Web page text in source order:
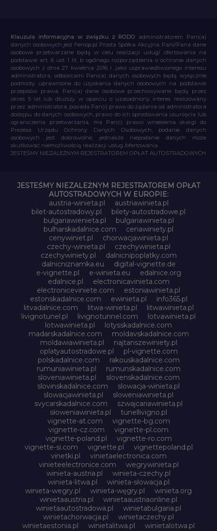
Klauzula informacyjna w związku z RODO administratorem Pani(a)
danych osobowych jest Feniqs.pl Prosta Spółka Akcyjna. Pani/Pana dane
osobowe przetwarzane będą w celu realizacji usług/ ofertowania na
podstawie art. 6 ust. 1 lit. b ogólnego rozporządzenia o ochronie danych
osobowych z dnia 27 kwietnia 2016 r. jako usprawiedliwionego interesu
administratora, odbiorcami Pani(a) danych osobowych będą wyłącznie
podmioty uprawnione do uzyskania danych osobowych na podstawie
przepisów prawa, Pani(a) dane osobowe przechowywane będą przez
okres 5 lat lub dłuższy w oparciu o uzasadniony interes realizowany
przez administratora, posiada Pan(i) prawo do żądania od administratora
dostępu do danych osobowych, prawo do ich sprostowania usunięcia lub
ograniczenia przetwarzania, ma Pan(i) prawo wniesienia skargi do
Prezesa Urzędu Ochrony Danych Osobowych, podanie danych
osobowych jest dobrowolne, jednakże niepodanie danych może
skutkować niemożliwością realizacji usług /ofertowania.
JESTEŚMY NIEZALEŻNYM REJESTRATOREM OPŁAT AUTOSTRADOWYCH
JESTEŚMY NIEZALEŻNYM REJESTRATOREM OPŁAT
AUTOSTRADOWYCH W EUROPIE:
austria-winieta.pl
austriawinieta.pl
bilet-autostradowy.pl
bilety-autostradowe.pl
bulgariawienieta.pl
bulgariawinieta.pl
bulharskadalnice.com
cenawiniety.pl
cenywiniet.pl
chorwacjawinieta.pl
czechy-winieta.pl
czechywinieta.pl
czechywiniety.pl
dalnicnipoplatky.com
dalnicniznamka.eu
digital-vignette.de
e-vignette.pl
e-winieta.eu
edalnice.org
edalnice.pl
electronicavinieta.com
electroniceviniete.com
estoniawinieta.pl
estonskadalnice.com
ewinieta.pl
info365.pl
litvadalnice.com
litwa-winieta.pl
litwawinieta.pl
livignotunel.pl
livignotunnel.com
lotvawinieta.pl
lotwawinieta.pl
lotysskadalnice.com
madarskadalnice.com
moldavskadalnice.com
moldawiawinieta.pl
najtanszewiniety.pl
oplatyautostradowe.pl
pl-vignette.com
polskadalnice.com
rakouskadalnice.com
rumuniawinieta.pl
rumunskadalnice.com
sloveniawinieta.pl
slovenskadalnice.com
slovinskadalnice.com
slowacja-winieta.pl
slowacjawinieta.pl
sloweniawinieta.pl
svycarskadalnice.com
szwajcariawinieta.pl
słoweniawinieta.pl
tunellivigno.pl
vignette-at.com
vignette-bg.com
vignette-cz.com
vignette-pl.com
vignette-poland.pl
vignette-ro.com
vignette-si.com
vignette.pl
vignettepoland.pl
vinetki.pl
vinietaelectronica.com
vinieteelectronice.com
wegrywinieta.pl
winieta-austria.pl
winieta-czechy.pl
winieta-litwa.pl
winieta-słowacja.pl
winieta-wegry.pl
winieta-węgry.pl
winieta.org
winietaaustria.pl
winietaaustriaonline.pl
winietaautostradowa.pl
winietabulgaria.pl
winietachorwacja.pl
winietaczechy.pl
winietaestonia.pl
winietalitwa.pl
winietalotwa.pl